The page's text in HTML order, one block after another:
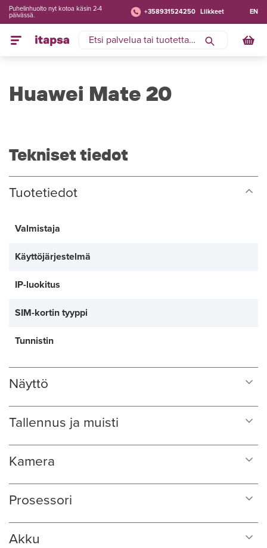
+358931524250 Liikkeet
Puhelinhuolto nyt kotoa käsin 2-4
päivässä.
EN
Huawei Mate 20
Tekniset tiedot
Tuotetiedot
Valmistaja
Käyttöjärjestelmä
IP-luokitus
SIM-kortin tyyppi
Tunnistin
Näyttö
Tallennus ja muisti
Kamera
Prosessori
Akku